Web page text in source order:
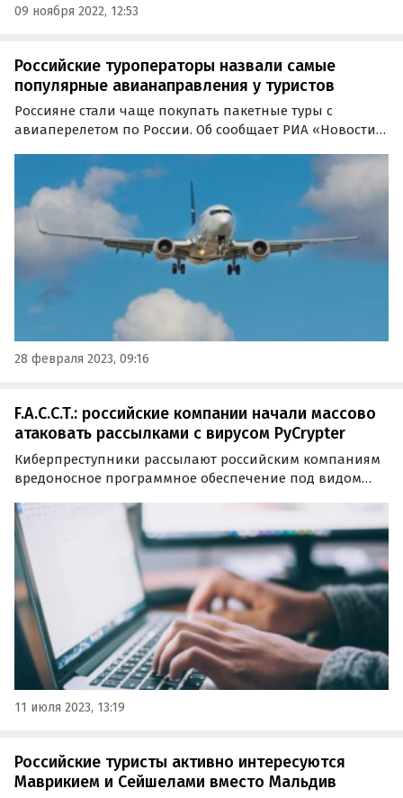
09 ноября 2022, 12:53
Российские туроператоры назвали самые
популярные авианаправления у туристов
Россияне стали чаще покупать пакетные туры с
авиаперелетом по России. Об сообщает РИА «Новости»
(АТОР), представители которой назвали самые
популярные авианаправления у туристов.
28 февраля 2023, 09:16
F.A.C.C.T.: российские компании начали массово
атаковать рассылками с вирусом PyCrypter
Киберпреступники рассылают российским компаниям
вредоносное программное обеспечение под видом
специалисты компании F.A.C.C.T., специализирующейся
на кибербезопасности. Эксперты F.A.C.C.T.
11 июля 2023, 13:19
Российские туристы активно интересуются
Маврикием и Сейшелами вместо Мальдив